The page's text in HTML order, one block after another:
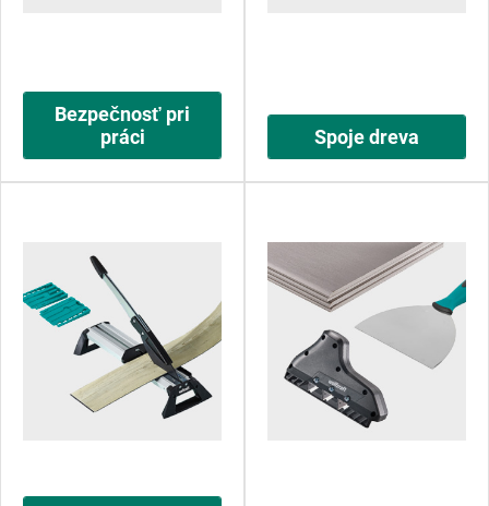
Bezpečnosť pri
práci
Spoje dreva